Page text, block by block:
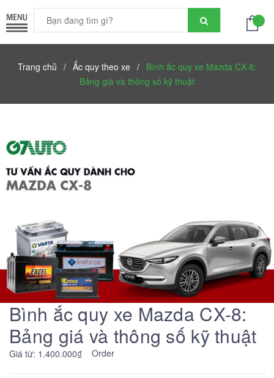
Trang chủ / Ắc quy theo xe / Bình ắc quy xe Mazda CX-8:
Bảng giá và thông số kỹ thuật
Bình ắc quy xe Mazda CX-8:
Bảng giá và thông số kỹ thuật
Giá từ: 1.400.000₫ Order